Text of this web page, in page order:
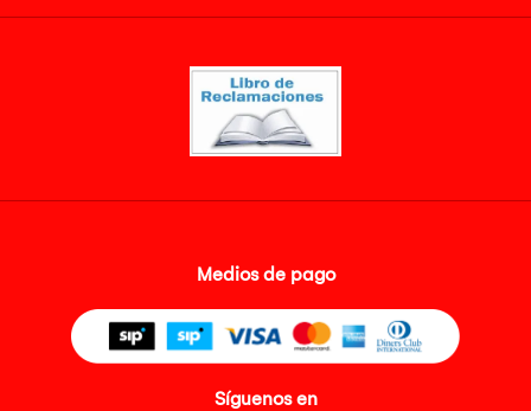
Medios de pago
Síguenos en